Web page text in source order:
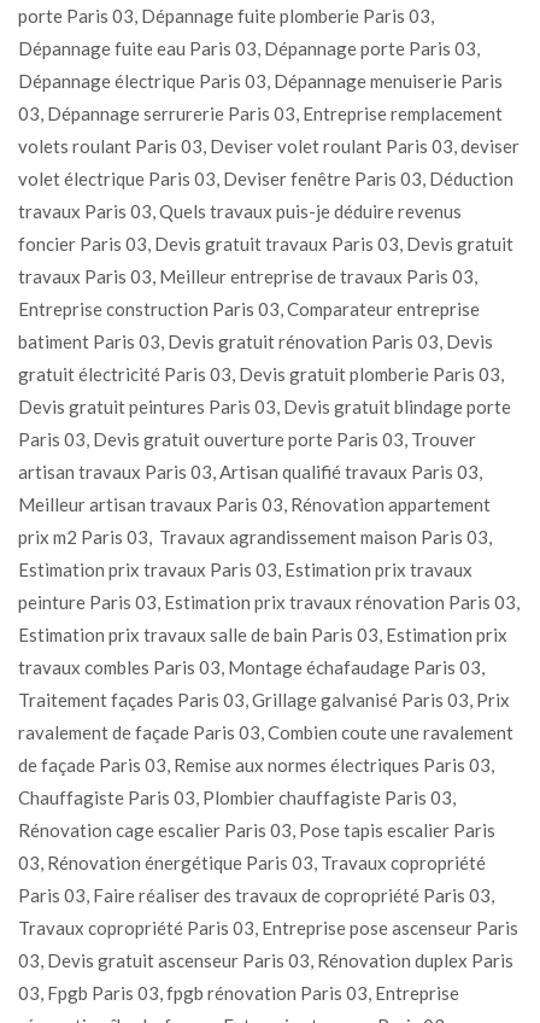
porte Paris 03, Dépannage fuite plomberie Paris 03,
Dépannage fuite eau Paris 03, Dépannage porte Paris 03,
Dépannage électrique Paris 03, Dépannage menuiserie Paris
03, Dépannage serrurerie Paris 03, Entreprise remplacement
volets roulant Paris 03, Deviser volet roulant Paris 03, deviser
volet électrique Paris 03, Deviser fenêtre Paris 03, Déduction
travaux Paris 03, Quels travaux puis-je déduire revenus
foncier Paris 03, Devis gratuit travaux Paris 03, Devis gratuit
travaux Paris 03, Meilleur entreprise de travaux Paris 03,
Entreprise construction Paris 03, Comparateur entreprise
batiment Paris 03, Devis gratuit rénovation Paris 03, Devis
gratuit électricité Paris 03, Devis gratuit plomberie Paris 03,
Devis gratuit peintures Paris 03, Devis gratuit blindage porte
Paris 03, Devis gratuit ouverture porte Paris 03, Trouver
artisan travaux Paris 03, Artisan qualifié travaux Paris 03,
Meilleur artisan travaux Paris 03, Rénovation appartement
prix m2 Paris 03, Travaux agrandissement maison Paris 03,
Estimation prix travaux Paris 03, Estimation prix travaux
peinture Paris 03, Estimation prix travaux rénovation Paris 03,
Estimation prix travaux salle de bain Paris 03, Estimation prix
travaux combles Paris 03, Montage échafaudage Paris 03,
Traitement façades Paris 03, Grillage galvanisé Paris 03, Prix
ravalement de façade Paris 03, Combien coute une ravalement
de façade Paris 03, Remise aux normes électriques Paris 03,
Chauffagiste Paris 03, Plombier chauffagiste Paris 03,
Rénovation cage escalier Paris 03, Pose tapis escalier Paris
03, Rénovation énergétique Paris 03, Travaux copropriété
Paris 03, Faire réaliser des travaux de copropriété Paris 03,
Travaux copropriété Paris 03, Entreprise pose ascenseur Paris
03, Devis gratuit ascenseur Paris 03, Rénovation duplex Paris
03, Fpgb Paris 03, fpgb rénovation Paris 03, Entreprise